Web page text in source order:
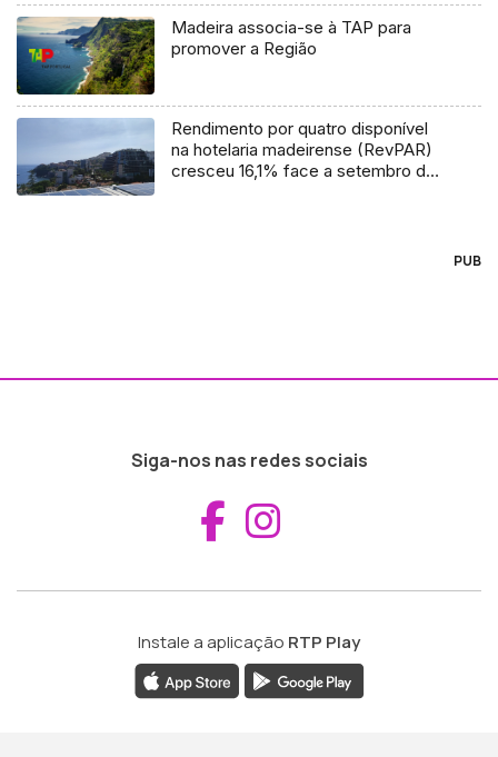
Madeira associa-se à TAP para
promover a Região
Rendimento por quatro disponível
na hotelaria madeirense (RevPAR)
cresceu 16,1% face a setembro de
PUB
Siga-nos nas redes sociais
Aceder ao
Instale a aplicação RTP Play